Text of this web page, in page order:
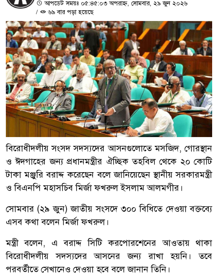
আপডেট সময়ঃ ০৫:৪৫:০৩ অপরাহ্ন, সোমবার, ২৯ জুন ২০২৬
/
৬৯ বার পড়া হয়েছে
বিরোধীদলীয় সংসদ সদস্যদের আসনগুলোতে মসজিদ, গোরস্থান
ও ঈদগাহের জন্য প্রধানমন্ত্রীর ঐচ্ছিক তহবিল থেকে ২০ কোটি
টাকা মঞ্জুরি বরাদ্দ করেছেন বলে জানিয়েছেন স্থানীয় সরকারমন্ত্রী
ও বিএনপি মহাসচিব মির্জা ফখরুল ইসলাম আলমগীর।
সোমবার (২৯ জুন) জাতীয় সংসদে ৩০০ বিধিতে দেওয়া বক্তব্যে
এসব কথা বলেন মির্জা ফখরুল।
মন্ত্রী বলেন, এ বরাদ্দ সিটি করপোরশেনের আওতায় থাকা
বিরোধীদলীয় সদস্যদের আসনের জন্য রাখা হয়নি। তবে
পরবর্তীতে সেখানেও দেওয়া হবে বলে জানান তিনি।